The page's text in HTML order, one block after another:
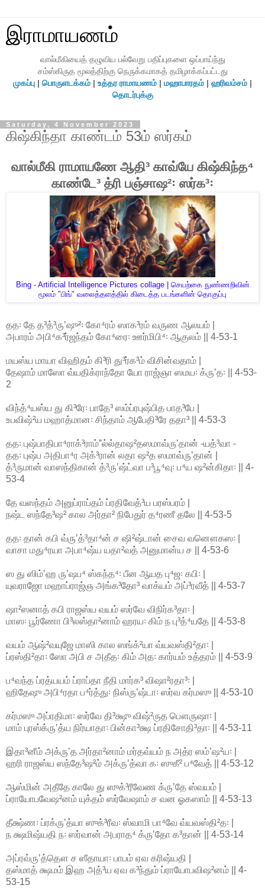
இராமாயணம்
வால்மீகியைத் தழுவிய பல்வேறு பதிப்புகளை ஒப்பாய்ந்து
சம்ஸ்கிருத மூலத்திற்கு நெருக்கமாகத் தமிழாக்கப்பட்டது
முகப்பு | பொருளடக்கம் | உத்தர ராமாயணம் | மஹாபாரதம் | ஹரிவம்சம் |
தொடர்புக்கு
Saturday, 4 November 2023
கிஷ்கிந்தா காண்டம் 53ம் ஸர்கம்
வால்மீகி ராமாயணே ஆதி³ காவ்யே கிஷ்கிந்த⁴
காண்டே³ த்ரி பஞ்சாஷ²꞉ ஸர்க³꞉
Bing - Artificial Intelligence Pictures collage | செயற்கை நுண்ணறிவின்
மூலம் "பிங்" வலைத்தளத்தில் கிடைத்த படங்களின் தொகுப்பு
தத꞉ தே த³த்³ருʼஷு²꞉ கோ⁴ரம் ஸாக³ரம் வருண ஆலயம் |
அபாரம் அபி⁴க³ர்ஜந்தம் கோ⁴ரை꞉ ஊர்மிபி⁴꞉ ஆகுலம் || 4-53-1
மயஸ்ய மாயா விஹிதம் கி³ரி து³ர்க³ம் விசின்வதாம் |
தேஷாம் மாஸோ வ்யதிக்ராந்தோ யோ ராஜ்ஞா ஸமய꞉ க்ருʼத꞉ || 4-53-
2
விந்த்⁴யஸ்ய து கி³ரே꞉ பாதே³ ஸம்ப்ரபுஷ்பித பாத³பே |
உபவிஷ்²ய மஹாத்மான꞉ சிந்தாம் ஆபேதி³ரே ததா³ || 4-53-3
தத꞉ புஷ்பாதிபா⁴ராக்³ராம்ˮல்ல்தாஷ²தஸமாவ்ருʼதான் -யத்³வா -
தத꞉ புஷ்ப அதிபா⁴ர அக்³ரான் லதா ஷ²த ஸமாவ்ருʼதான் |
த்³ருமான் வாஸந்திகான் த்³ருʼஷ்ட்வா ப³பூ⁴வு꞉ ப⁴ய ஷ²ன்கிதா꞉ || 4-
53-4
தே வஸந்தம் அனுப்ராப்தம் ப்ரதிவேத்³ய பரஸ்பரம் |
நஷ்ட ஸந்தே³ஷ² கால அர்தா² நிபேதுர் த⁴ரணீ தலே || 4-53-5
தத꞉ தான் கபி வ்ருʼத்³தா⁴ன் ச ஷி²ஷ்டான் சைவ வனௌகஸ꞉ |
வாசா மது⁴ரயா அபா⁴ஷ்ய யதா²வத் அனுமான்ய ச || 4-53-6
ஸ து ஸிம்ʼஹ ருʼஷப⁴ ஸ்கந்த⁴꞉ பீன ஆயத பு⁴ஜ꞉ கபி꞉ |
யுவராஜோ மஹாப்ராஜ்ஞ அங்க³தோ³ வாக்யம் அப்³ரவீத் || 4-53-7
ஷா²ஸனாத் கபி ராஜஸ்ய வயம் ஸர்வே விநிர்க³தா꞉ |
மாஸ꞉ பூர்ணோ பி³லஸ்தா²னாம் ஹரய꞉ கிம் ந பு³த்⁴யதே || 4-53-8
வயம் ஆஷ்²வயுஜே மாஸி கால ஸங்க்²யா வ்யவஸ்தி²தா꞉ |
ப்ரஸ்தி²தா꞉ ஸோ அபி ச அதீத꞉ கிம் அத꞉ கார்யம் உத்தரம் || 4-53-9
ப⁴வந்த ப்ரத்யயம் ப்ராப்தா நீதி மார்க³ விஷா²ரதா³꞉ |
ஹிதேஷு அபி⁴ரதா ப⁴ர்த்து꞉ நிஸ்ருʼஷ்டா꞉ ஸர்வ கர்மஸு || 4-53-10
கர்மஸு அப்ரதிமா꞉ ஸர்வே தி³க்ஷு விஷ்²ருத பௌருஷா꞉ |
மாம் புரஸ்க்ருʼத்ய நிர்யாதா꞉ பின்கா³க்ஷ ப்ரதிசோதி³தா꞉ || 4-53-11
இதா³னீம் அக்ருʼத அர்தா²னாம் மர்தவ்யம் ந அத்ர ஸம்ʼஷ²ய꞉ |
ஹரி ராஜஸ்ய ஸந்தே³ஷ²ம் அக்ருʼத்வா க꞉ ஸுகீ² ப⁴வேத் || 4-53-12
ஆஸ்மின் அதீதே காலே து ஸுக்³ரீவேண க்ருʼதே ஸ்வயம் |
ப்ராயோபவேஷ²னம் யுக்தம் ஸர்வேஷாம் ச வன ஓகஸாம் || 4-53-13
தீக்ஷ்ண꞉ ப்ரக்ருʼத்யா ஸுக்³ரீவ꞉ ஸ்வாமி பா⁴வே வ்யவஸ்தி²த꞉ |
ந க்ஷமிஷ்யதி ந꞉ ஸர்வான் அபராத⁴ க்ருʼதோ க³தான் || 4-53-14
அப்ரவ்ருʼத்தௌ ச ஸீதாயா꞉ பாபம் ஏவ கரிஷ்யதி |
தஸ்மாத் க்ஷமம் இஹ அத்³ய ஏவ க³ந்தும் ப்ராயோபவிஷ²னம் || 4-
53-15